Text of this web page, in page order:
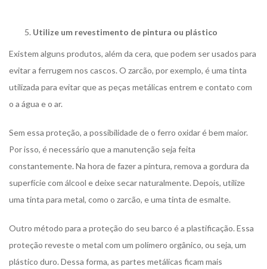
Utilize um revestimento de pintura ou plástico
Existem alguns produtos, além da cera, que podem ser usados para
evitar a ferrugem nos cascos. O zarcão, por exemplo, é uma tinta
utilizada para evitar que as peças metálicas entrem e contato com
o a água e o ar.
Sem essa proteção, a possibilidade de o ferro oxidar é bem maior.
Por isso, é necessário que a manutenção seja feita
constantemente. Na hora de fazer a pintura, remova a gordura da
superfície com álcool e deixe secar naturalmente. Depois, utilize
uma tinta para metal, como o zarcão, e uma tinta de esmalte.
Outro método para a proteção do seu barco é a plastificação. Essa
proteção reveste o metal com um polímero orgânico, ou seja, um
plástico duro. Dessa forma, as partes metálicas ficam mais